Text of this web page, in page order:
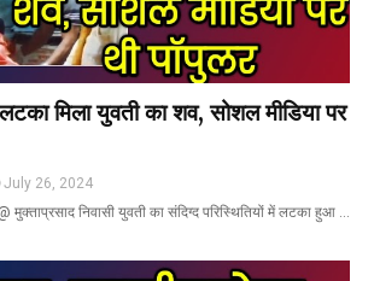
मिला युवती का शव, सोशल मीडिया पर
July 26, 2024
निवासी युवती का संदिग्द परिस्थितियों में लटका हुआ …